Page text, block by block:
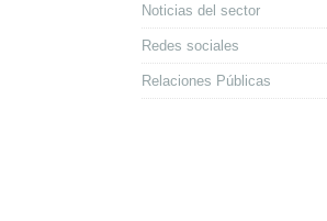
Noticias del sector
Redes sociales
Relaciones Públicas